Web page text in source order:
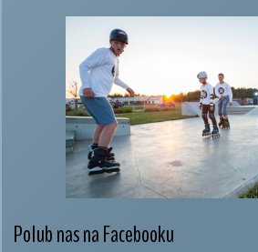
Polub nas na Facebooku